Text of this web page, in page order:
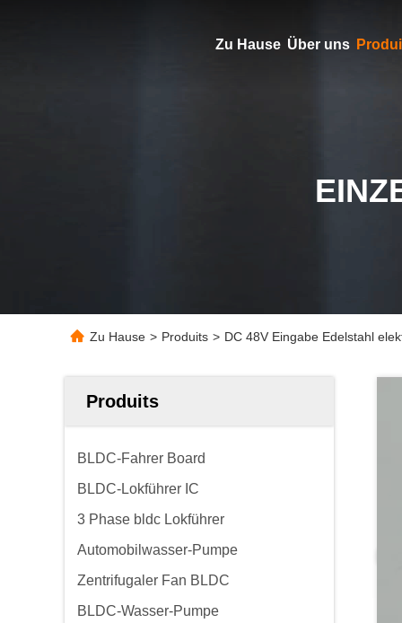
Zu Hause Über uns
Zu Hause > Produits > DC 48V Eingabe Edelstahl
Produits
BLDC-Fahrer Board
BLDC-Lokführer IC
3 Phase bldc Lokführer
Automobilwasser-Pumpe
Zentrifugaler Fan BLDC
BLDC-Wasser-Pumpe